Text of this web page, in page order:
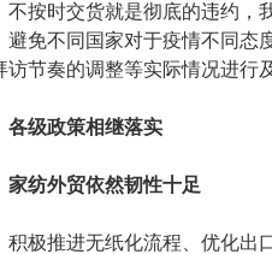
不按时交货就是彻底的违约，
避免不同国家对于疫情不同态
访节奏的调整等实际情况进行
各级政策相继落实
外贸依然韧性十足
推进无纸化流程、优化出口